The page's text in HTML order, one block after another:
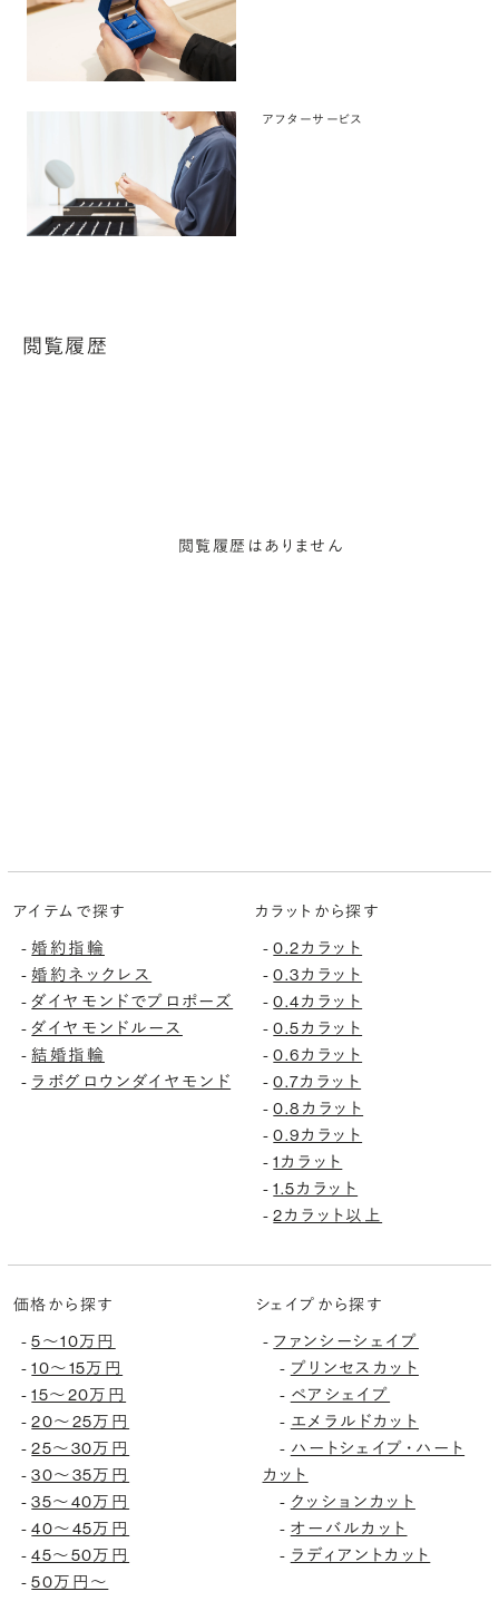
アフターサービス
閲覧履歴
閲覧履歴はありません
アイテムで探す
-婚約指輪
-婚約ネックレス
-ダイヤモンドでプロポーズ
-ダイヤモンドルース
-結婚指輪
- ラボグロウンダイヤモンド
カラットから探す
-0.2カラット
-0.3カラット
-0.4カラット
-0.5カラット
-0.6カラット
-0.7カラット
-0.8カラット
-0.9カラット
-1カラット
-1.5カラット
-2カラット以上
価格から探す
-5〜10万円
-10〜15万円
-15〜20万円
-20〜25万円
-25〜30万円
-30〜35万円
-35〜40万円
-40〜45万円
-45〜50万円
-50万円〜
シェイプから探す
- ファンシーシェイプ
- プリンセスカット
- ペアシェイプ
- エメラルドカット
- ハートシェイプ・ハート
カット
- クッションカット
- オーバルカット
- ラディアントカット